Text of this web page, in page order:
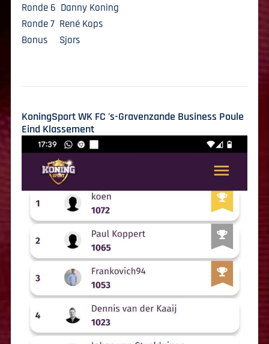
Ronde 6 Danny Koning
Ronde 7 René Kops
Bonus Sjors
KoningSport WK FC 's-Gravenzande Business Poule
Eind Klassement